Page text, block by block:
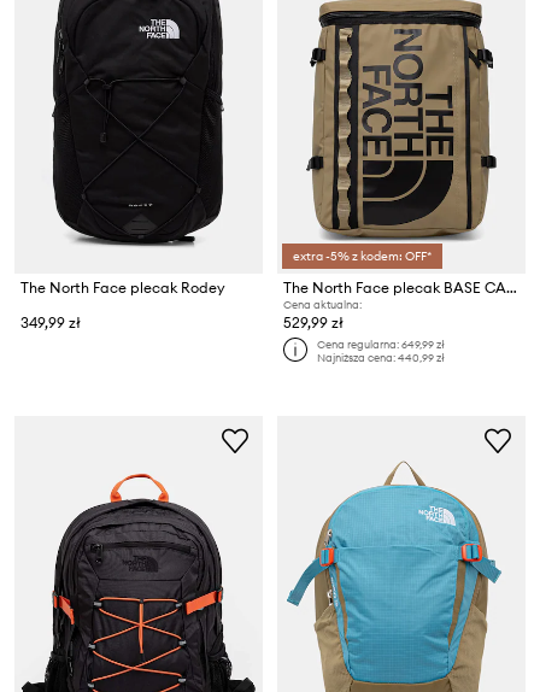
The North Face plecak Rodey
349,99 zł
extra -5% z kodem: OFF*
The North Face plecak BASE CAMP FUSE
Cena aktualna:
529,99 zł
Cena regularna:649,99 zł
Najniższa cena:440,99 zł